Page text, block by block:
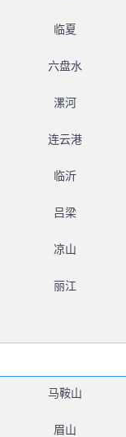
临夏
六盘水
漯河
连云港
临沂
吕梁
凉山
丽江
马鞍山
眉山